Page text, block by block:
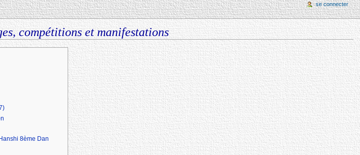
compétitions et manifestations
8ème Dan
se connecter